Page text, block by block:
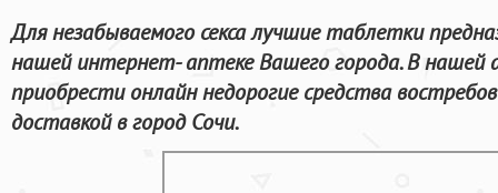
Для незабываемого секса лучшие таблетки
нашей интернет- аптеке Вашего города. В
приобрести онлайн недорогие средства
доставкой в город Сочи.